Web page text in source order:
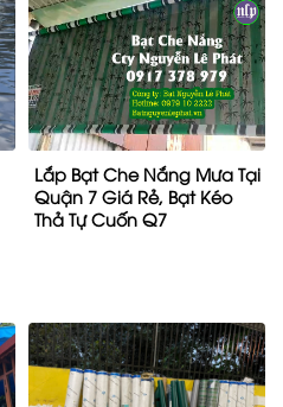
Lắp Bạt Che Nắng Mưa Tại
Quận 7 Giá Rẻ, Bạt Kéo
Thả Tự Cuốn Q7